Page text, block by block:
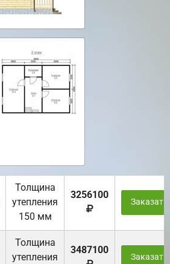
Толщина
утепления
150 мм
3256100
Заказать
Толщина
утепления
3487100
Заказать